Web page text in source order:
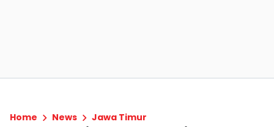
Home News Jawa Timur